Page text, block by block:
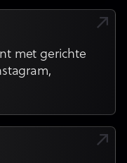
met gerichte